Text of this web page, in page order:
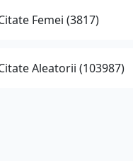
Femei (3817)
Aleatorii (103987)